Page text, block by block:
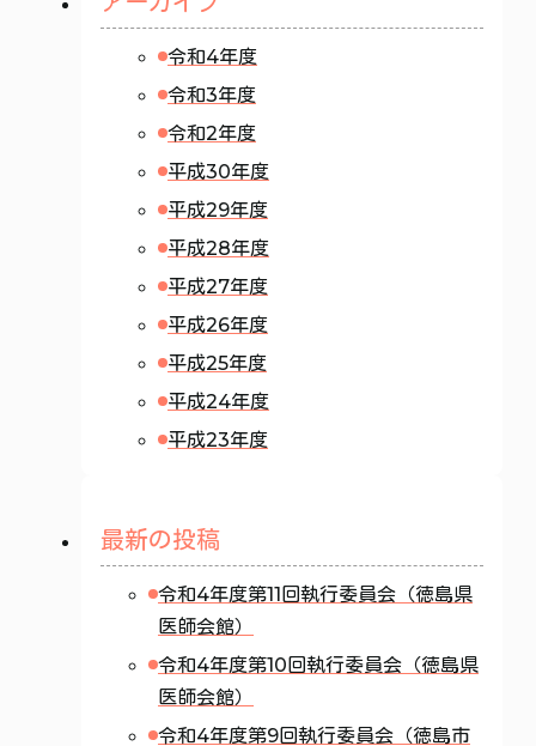
令和4年度
令和3年度
令和2年度
平成30年度
平成29年度
平成28年度
平成27年度
平成26年度
平成25年度
平成24年度
平成23年度
最新の投稿
令和4年度第11回執行委員会（徳島県
医師会館）
令和4年度第10回執行委員会（徳島県
医師会館）
令和4年度第9回執行委員会（徳島市